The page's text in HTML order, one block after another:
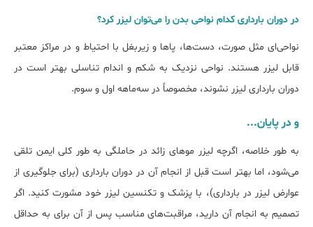
در دوران ﺑﺎرداری کدام نواحی ﺑﺪن را میﺗﻮان لیزر کرد؟
نواحی‌ای مثل صورت، دست‌ها، پاها و زیربغل با احتیاط و در مراکز معتبر
قابل لیزر هستند. نواحی نزدیک به شکم و اندام تناسلی بهتر است در
دوران بارداری لیزر نشوند، مخصوصاً در سه‌ماهه اول و سوم.
و در پایان...
به طور خلاصه، اگرچه لیزر موهای زائد در حاملگی به طور کلی ایمن تلقی
می‌شود، اما بهتر است قبل از انجام آن در دوران بارداری (برای جلوگیری از
عوارض لیزر در بارداری)، با پزشک و تکنسین لیزر خود مشورت کنید. اگر
تصمیم به انجام آن دارید، مراقبت‌های مناسب پس از آن برای به حداقل